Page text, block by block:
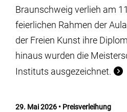
Braunschweig verlieh am
feierlichen Rahmen der
der Freien Kunst ihre
hinaus wurden die
Instituts ausgezeichnet.
29. Mai 2026 Preisverleihung